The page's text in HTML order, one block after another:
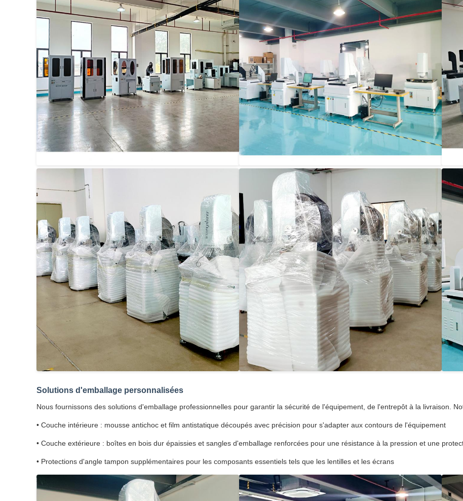
Solutions d'emballage personnalisées
Nous fournissons des solutions d'emballage professionnelles pour garantir la sécurité de l'équipement, de l'entrepôt à la livraison.
• Couche intérieure : mousse antichoc et film antistatique découpés avec précision pour s'adapter aux contours de l'équipement
• Couche extérieure : boîtes en bois dur épaissies et sangles d'emballage renforcées pour une résistance à la pression et une
• Protections d'angle tampon supplémentaires pour les composants essentiels tels que les lentilles et les écrans